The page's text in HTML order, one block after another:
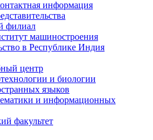
информация
филиал
машиностроения
в Республике Индия
центр
и биологии
языков
и информационных
факультет